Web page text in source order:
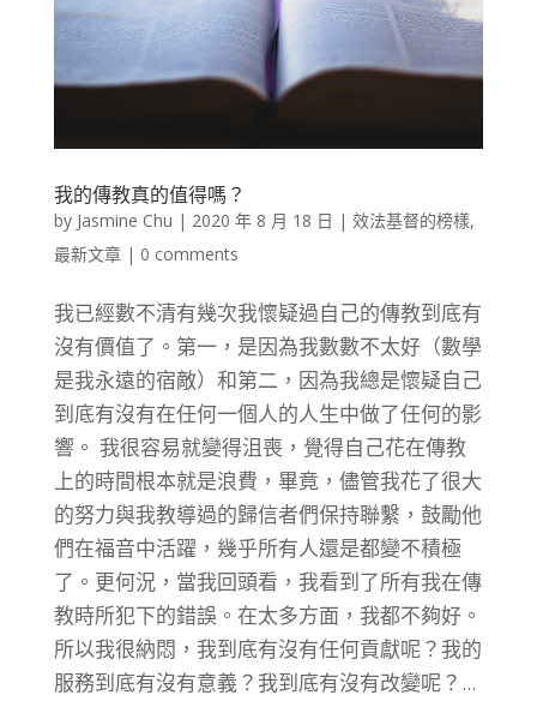
我的傳教真的值得嗎？
by Jasmine Chu | 2020 年 8 月 18 日 | 效法基督的榜樣,
最新文章| 0 comments
我已經數不清有幾次我懷疑過自己的傳教到底有
沒有價值了。第一，是因為我數數不太好（數學
是我永遠的宿敵）和第二，因為我總是懷疑自己
到底有沒有在任何一個人的人生中做了任何的影
響。 我很容易就變得沮喪，覺得自己花在傳教
上的時間根本就是浪費，畢竟，儘管我花了很大
的努力與我教導過的歸信者們保持聯繫，鼓勵他
們在福音中活躍，幾乎所有人還是都變不積極
了。更何況，當我回頭看，我看到了所有我在傳
教時所犯下的錯誤。在太多方面，我都不夠好。
所以我很納悶，我到底有沒有任何貢獻呢？我的
服務到底有沒有意義？我到底有沒有改變呢？...